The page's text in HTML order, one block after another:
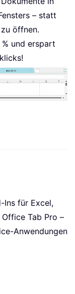
– statt
öffnen.
und erspart
Ins für Excel,
Tab Pro –
Anwendungen